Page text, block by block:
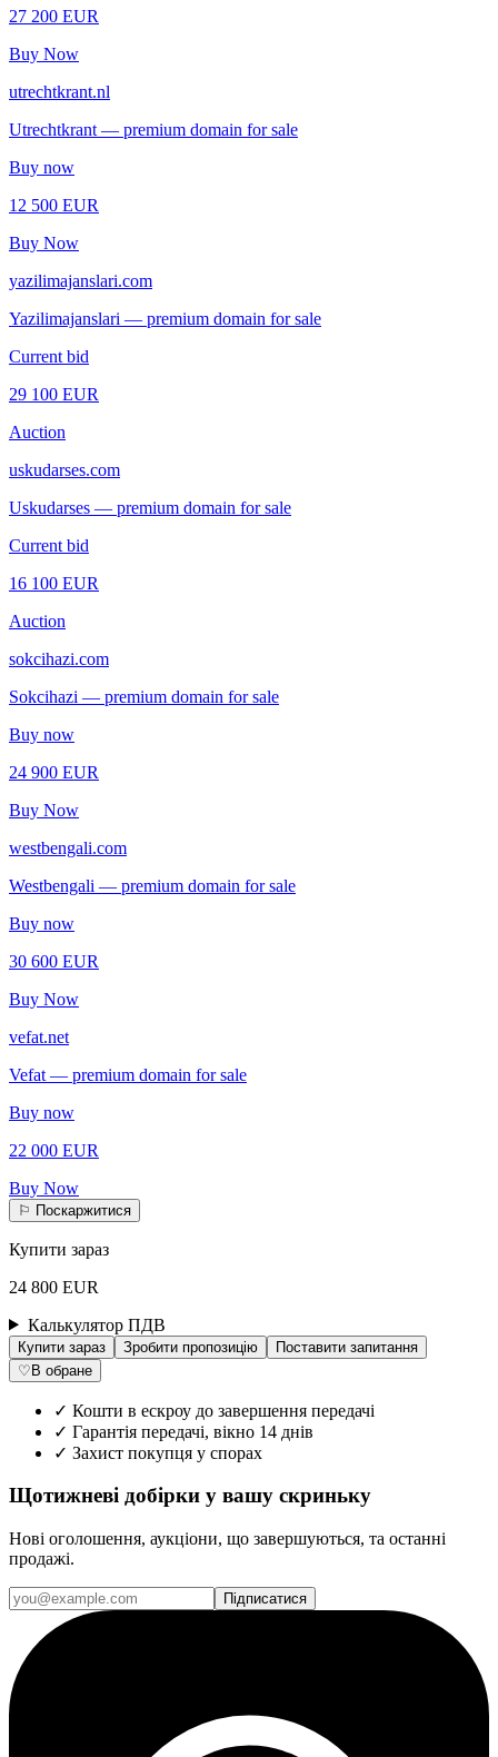
27 200 EUR
Buy Now
utrechtkrant.nl
Utrechtkrant — premium domain for sale
Buy now
12 500 EUR
Buy Now
yazilimajanslari.com
Yazilimajanslari — premium domain for sale
Current bid
29 100 EUR
Auction
uskudarses.com
Uskudarses — premium domain for sale
Current bid
16 100 EUR
Auction
sokcihazi.com
Sokcihazi — premium domain for sale
Buy now
24 900 EUR
Buy Now
westbengali.com
Westbengali — premium domain for sale
Buy now
30 600 EUR
Buy Now
vefat.net
Vefat — premium domain for sale
Buy now
22 000 EUR
Buy Now
⚐ Поскаржитися
Купити зараз
24 800 EUR
Калькулятор ПДВ
Купити зараз Зробити пропозицію
Поставити запитання
♡В обране
✓ Кошти в ескроу до завершення передачі
✓ Гарантія передачі, вікно 14 днів
✓ Захист покупця у спорах
Щотижневі добірки у вашу скриньку
Нові оголошення, аукціони, що завершуються, та останні
продажі.
Підписатися